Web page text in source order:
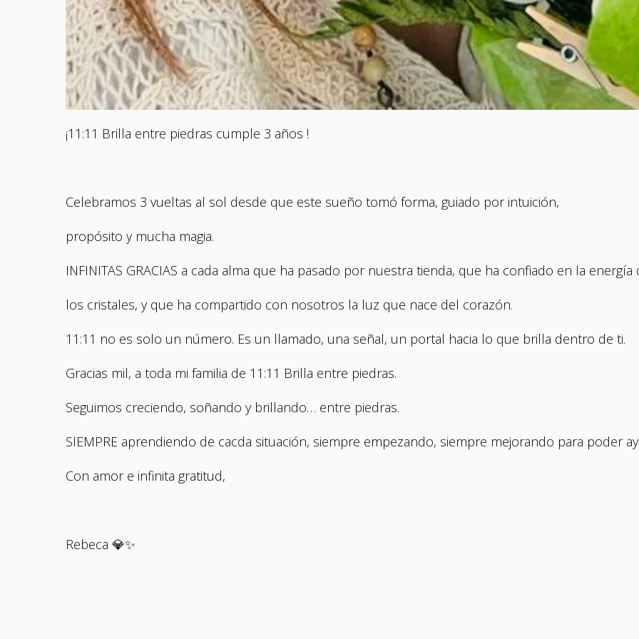
¡11:11 Brilla entre piedras cumple 3 años !
Celebramos 3 vueltas al sol desde que este sueño tomó forma, guiado por intuición,
propósito y mucha magia.
INFINITAS GRACIAS a cada alma que ha pasado por nuestra tienda, que ha confiado en la energía
los cristales, y que ha compartido con nosotros la luz que nace del corazón.
11:11 no es solo un número. Es un llamado, una señal, un portal hacia lo que brilla dentro de ti.
Gracias mil, a toda mi familia de 11:11 Brilla entre piedras.
Seguimos creciendo, soñando y brillando… entre piedras.
SIEMPRE aprendiendo de cacda situación, siempre empezando, siempre mejorando para poder
Con amor e infinita gratitud,
Rebeca 💎✨